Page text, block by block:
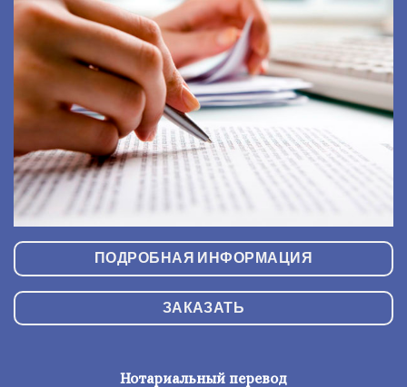
ПОДРОБНАЯ ИНФОРМАЦИЯ
ЗАКАЗАТЬ
Нотариальный перевод